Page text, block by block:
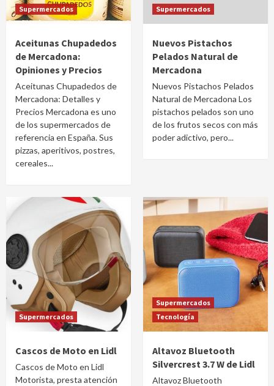
Supermercados
Aceitunas Chupadedos
de Mercadona:
Opiniones y Precios
Aceitunas Chupadedos de
Mercadona: Detalles y
Precios Mercadona es uno
de los supermercados de
referencia en España. Sus
pizzas, aperitivos, postres,
cereales...
Supermercados
Nuevos Pistachos
Pelados Natural de
Mercadona
Nuevos Pistachos Pelados
Natural de Mercadona Los
pistachos pelados son uno
de los frutos secos con más
poder adictivo, pero...
Supermercados
Cascos de Moto en Lidl
Cascos de Moto en Lidl
Motorista, presta atención
Supermercados
Tecnología
Altavoz Bluetooth
Silvercrest 3.7 W de Lidl
Altavoz Bluetooth